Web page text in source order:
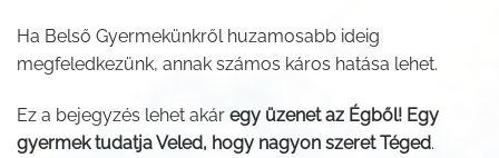
Ha Belső Gyermekünkről huzamosabb ideig
megfeledkezünk, annak számos káros hatása lehet.
Ez a bejegyzés lehet akár egy üzenet az Égből! Egy
gyermek tudatja Veled, hogy nagyon szeret Téged.